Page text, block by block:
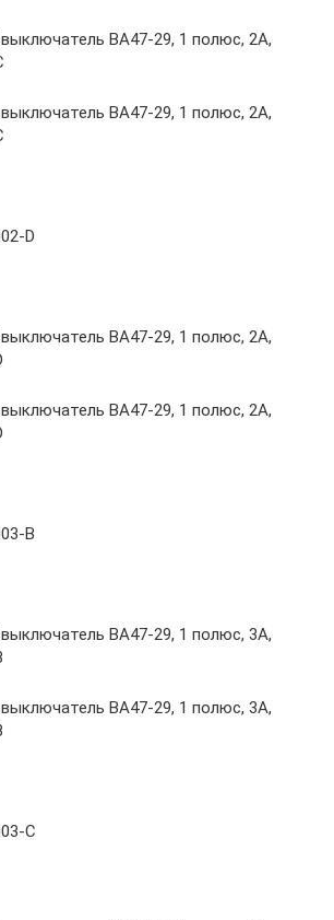
ВА47-29, 1 полюс, 2А,
ВА47-29, 1 полюс, 2А,
D
ВА47-29, 1 полюс, 2А,
ВА47-29, 1 полюс, 2А,
B
ВА47-29, 1 полюс, 3А,
ВА47-29, 1 полюс, 3А,
C